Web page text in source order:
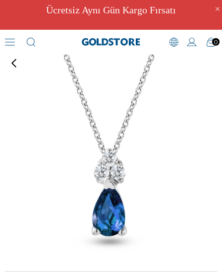
Ücretsiz Aynı Gün Kargo Fırsatı
0
Pırlantalı Kolye Modelleri